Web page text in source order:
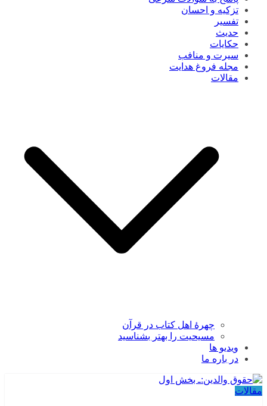
تزکیه و احسان
تفسیر
حدیث
حکایات
سیرت و منافب
مجله فروغ هدایت
مقالات
چهرۀ اهل کتاب در قرآن
مسیحیت را بهتر بشناسید
ویدیو ها
در باره ما
مقالات